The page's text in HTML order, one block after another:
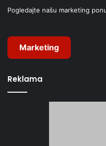
Pogledajte našu marketing
Marketing
Reklama